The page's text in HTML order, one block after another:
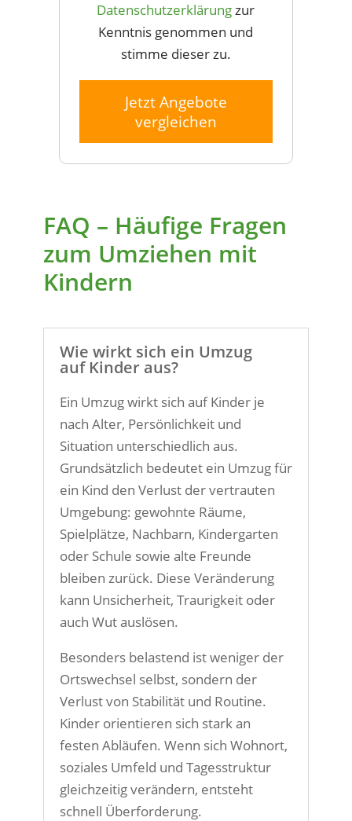
Datenschutzerklärungzur
Kenntnis genommen und
stimme dieser zu.
Jetzt Angebote
vergleichen
FAQ – Häufige Fragen
zum Umziehen mit
Kindern
Wie wirkt sich ein Umzug
auf Kinder aus?
Ein Umzug wirkt sich auf Kinder je
nach Alter, Persönlichkeit und
Situation unterschiedlich aus.
Grundsätzlich bedeutet ein Umzug für
ein Kind den Verlust der vertrauten
Umgebung: gewohnte Räume,
Spielplätze, Nachbarn, Kindergarten
oder Schule sowie alte Freunde
bleiben zurück. Diese Veränderung
kann Unsicherheit, Traurigkeit oder
auch Wut auslösen.
Besonders belastend ist weniger der
Ortswechsel selbst, sondern der
Verlust von Stabilität und Routine.
Kinder orientieren sich stark an
festen Abläufen. Wenn sich Wohnort,
soziales Umfeld und Tagesstruktur
gleichzeitig verändern, entsteht
schnell Überforderung.